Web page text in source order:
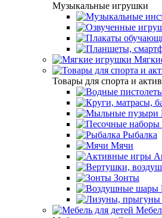
Музыкальные игрушки
Товары для спорта и
Рыбалка
Мячи
Зонты